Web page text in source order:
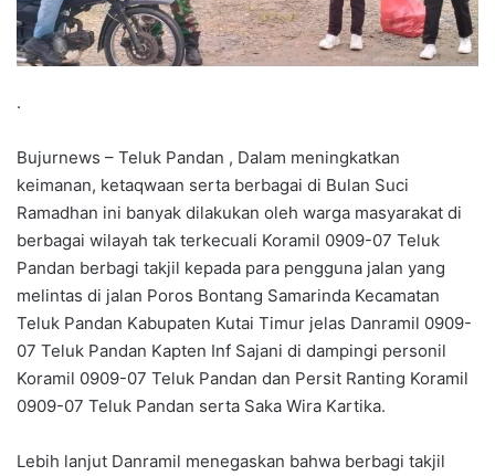
.
Bujurnews – Teluk Pandan , Dalam meningkatkan
keimanan, ketaqwaan serta berbagai di Bulan Suci
Ramadhan ini banyak dilakukan oleh warga masyarakat di
berbagai wilayah tak terkecuali Koramil 0909-07 Teluk
Pandan berbagi takjil kepada para pengguna jalan yang
melintas di jalan Poros Bontang Samarinda Kecamatan
Teluk Pandan Kabupaten Kutai Timur jelas Danramil 0909-
07 Teluk Pandan Kapten Inf Sajani di dampingi personil
Koramil 0909-07 Teluk Pandan dan Persit Ranting Koramil
0909-07 Teluk Pandan serta Saka Wira Kartika.
Lebih lanjut Danramil menegaskan bahwa berbagi takjil